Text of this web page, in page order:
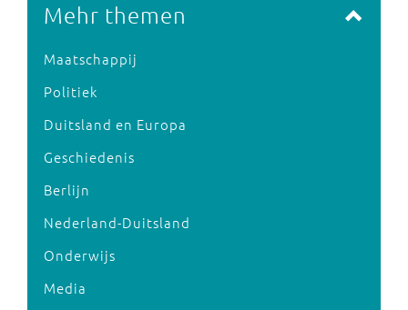
Mehr themen
Maatschappij
Politiek
Duitsland en Europa
Geschiedenis
Berlijn
Nederland-Duitsland
Onderwijs
Media